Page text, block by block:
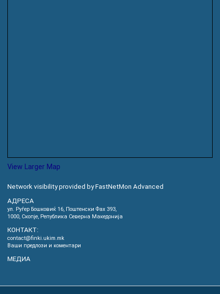
View Larger Map
Network visibility provided by FastNetMon Advanced
АДРЕСА
ул. Руѓер Бошковиќ 16, Пoштенски Фах 393,
1000, Скопје, Република Северна Македонија
КОНТАКТ:
contact@finki.ukim.mk
Ваши предлози и коментари
МЕДИА